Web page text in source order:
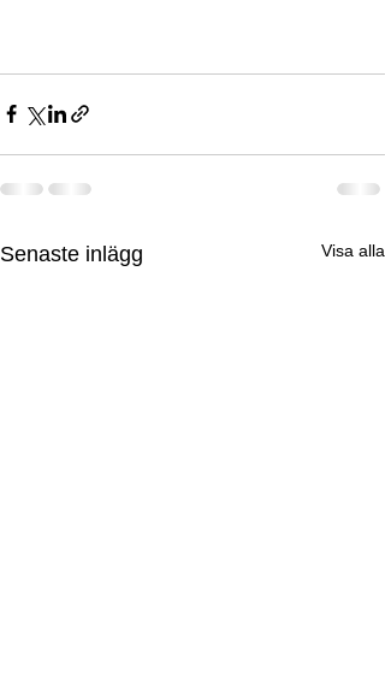
Senaste inlägg Visa alla